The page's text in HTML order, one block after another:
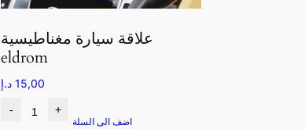
علاقة سيارة مغناطيسية
eldrom
15,00 د.إ
- +
اضف الى السلة